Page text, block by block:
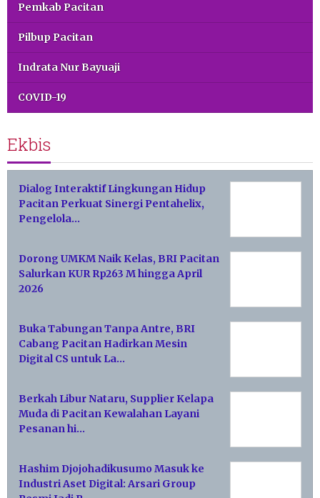
Pemkab Pacitan
Pilbup Pacitan
Indrata Nur Bayuaji
COVID-19
Ekbis
Dialog Interaktif Lingkungan Hidup
Pacitan Perkuat Sinergi Pentahelix,
Pengelola…
Dorong UMKM Naik Kelas, BRI Pacitan
Salurkan KUR Rp263 M hingga April
2026
Buka Tabungan Tanpa Antre, BRI
Cabang Pacitan Hadirkan Mesin
Digital CS untuk La…
Berkah Libur Nataru, Supplier Kelapa
Muda di Pacitan Kewalahan Layani
Pesanan hi…
Hashim Djojohadikusumo Masuk ke
Industri Aset Digital: Arsari Group